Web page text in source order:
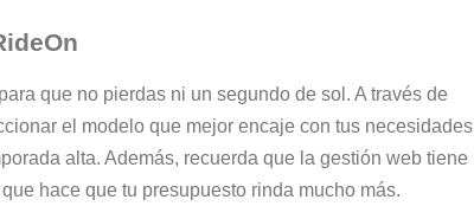
que no pierdas ni un segundo de sol. A través de
el modelo que mejor encaje con tus necesidades
alta. Además, recuerda que la gestión web tiene
que hace que tu presupuesto rinda mucho más.